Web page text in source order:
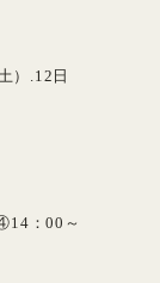
）.12日
：00～